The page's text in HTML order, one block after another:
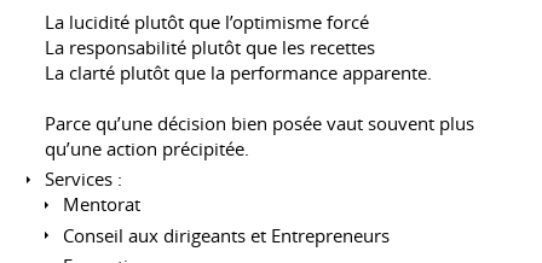
La lucidité plutôt que l’optimisme forcé
La responsabilité plutôt que les recettes
La clarté plutôt que la performance apparente.
Parce qu’une décision bien posée vaut souvent plus
qu’une action précipitée.
Services :
Mentorat
Conseil aux dirigeants et Entrepreneurs